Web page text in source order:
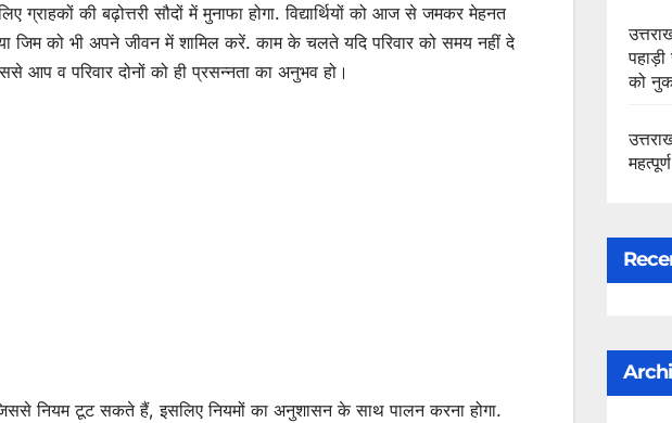
ग्राहकों की बढ़ोत्तरी सौदों में मुनाफा होगा. विद्यार्थियों को आज से जमकर मेहनत
जिम को भी अपने जीवन में शामिल करें. काम के चलते यदि परिवार को समय नहीं दे
आप व परिवार दोनों को ही प्रसन्नता का अनुभव हो।
नियम टूट सकते हैं, इसलिए नियमों का अनुशासन के साथ पालन करना होगा.
को